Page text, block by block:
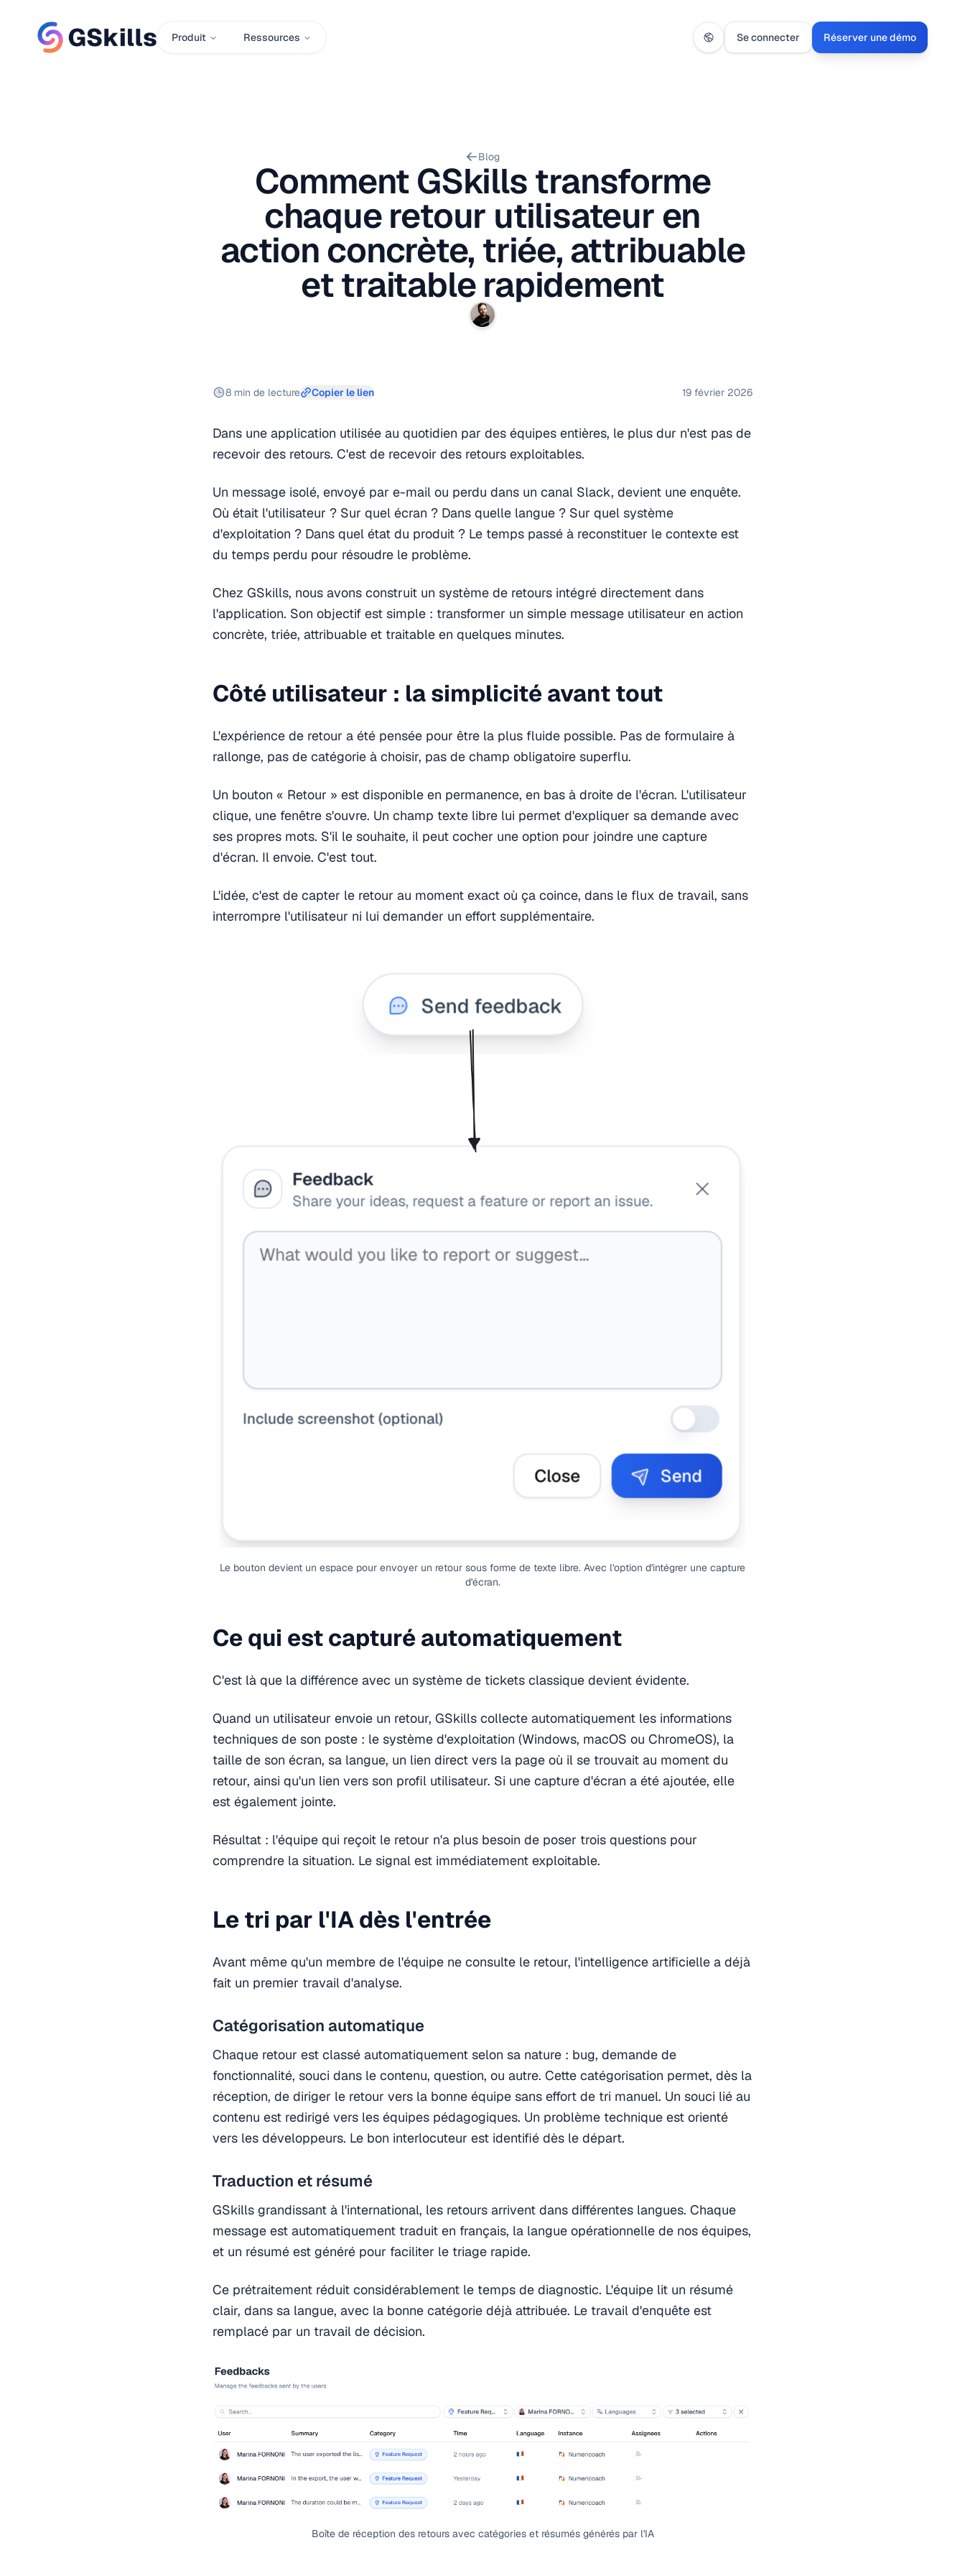
Produit Ressources Se connecter Réserver une démo
Blog
Comment GSkills transforme
chaque retour utilisateur en
action concrète, triée, attribuable
et traitable rapidement
8 min de lecture Copier le lien 19 février 2026
Dans une application utilisée au quotidien par des équipes entières, le plus dur n'est pas de
recevoir des retours. C'est de recevoir des retours exploitables.
Un message isolé, envoyé par e-mail ou perdu dans un canal Slack, devient une enquête.
Où était l'utilisateur ? Sur quel écran ? Dans quelle langue ? Sur quel système
d'exploitation ? Dans quel état du produit ? Le temps passé à reconstituer le contexte est
du temps perdu pour résoudre le problème.
Chez GSkills, nous avons construit un système de retours intégré directement dans
l'application. Son objectif est simple : transformer un simple message utilisateur en action
concrète, triée, attribuable et traitable en quelques minutes.
Côté utilisateur : la simplicité avant tout
L'expérience de retour a été pensée pour être la plus fluide possible. Pas de formulaire à
rallonge, pas de catégorie à choisir, pas de champ obligatoire superflu.
Un bouton « Retour » est disponible en permanence, en bas à droite de l'écran. L'utilisateur
clique, une fenêtre s'ouvre. Un champ texte libre lui permet d'expliquer sa demande avec
ses propres mots. S'il le souhaite, il peut cocher une option pour joindre une capture
d'écran. Il envoie. C'est tout.
L'idée, c'est de capter le retour au moment exact où ça coince, dans le flux de travail, sans
interrompre l'utilisateur ni lui demander un effort supplémentaire.
Le bouton devient un espace pour envoyer un retour sous forme de texte libre. Avec l'option d'intégrer une capture
d'écran.
Ce qui est capturé automatiquement
C'est là que la différence avec un système de tickets classique devient évidente.
Quand un utilisateur envoie un retour, GSkills collecte automatiquement les informations
techniques de son poste : le système d'exploitation (Windows, macOS ou ChromeOS), la
taille de son écran, sa langue, un lien direct vers la page où il se trouvait au moment du
retour, ainsi qu'un lien vers son profil utilisateur. Si une capture d'écran a été ajoutée, elle
est également jointe.
Résultat : l'équipe qui reçoit le retour n'a plus besoin de poser trois questions pour
comprendre la situation. Le signal est immédiatement exploitable.
Le tri par l'IA dès l'entrée
Avant même qu'un membre de l'équipe ne consulte le retour, l'intelligence artificielle a déjà
fait un premier travail d'analyse.
Catégorisation automatique
Chaque retour est classé automatiquement selon sa nature : bug, demande de
fonctionnalité, souci dans le contenu, question, ou autre. Cette catégorisation permet, dès la
réception, de diriger le retour vers la bonne équipe sans effort de tri manuel. Un souci lié au
contenu est redirigé vers les équipes pédagogiques. Un problème technique est orienté
vers les développeurs. Le bon interlocuteur est identifié dès le départ.
Traduction et résumé
GSkills grandissant à l'international, les retours arrivent dans différentes langues. Chaque
message est automatiquement traduit en français, la langue opérationnelle de nos équipes,
et un résumé est généré pour faciliter le triage rapide.
Ce prétraitement réduit considérablement le temps de diagnostic. L'équipe lit un résumé
clair, dans sa langue, avec la bonne catégorie déjà attribuée. Le travail d'enquête est
remplacé par un travail de décision.
Boîte de réception des retours avec catégories et résumés générés par l'IA